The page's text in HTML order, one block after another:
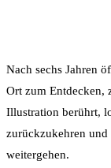
Nach sechs Jahren
Ort zum Entdecken,
Illustration berührt,
zurückzukehren und
weitergehen.